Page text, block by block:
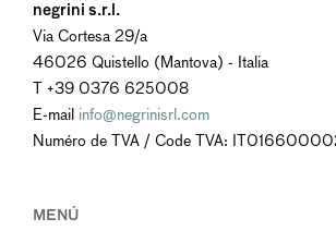
negrini s.r.l.
Via Cortesa 29/a
46026 Quistello (Mantova) - Italia
T +39 0376 625008
E-mail info@negrinisrl.com
Numéro de TVA / Code TVA:
MENÚ